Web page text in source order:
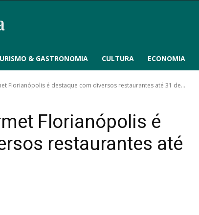
& GASTRONOMIA CULTURA ECONOMIA
Florianópolis é destaque com diversos restaurantes até 31 de...
Florianópolis é
restaurantes até